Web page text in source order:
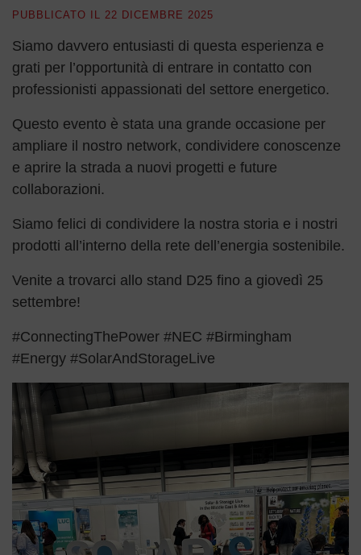
PUBBLICATO IL 22 DICEMBRE 2025
Siamo davvero entusiasti di questa esperienza e
grati per l’opportunità di entrare in contatto con
professionisti appassionati del settore energetico.
Questo evento è stata una grande occasione per
ampliare il nostro network, condividere conoscenze
e aprire la strada a nuovi progetti e future
collaborazioni.
Siamo felici di condividere la nostra storia e i nostri
prodotti all’interno della rete dell’energia sostenibile.
Venite a trovarci allo stand D25 fino a giovedì 25
settembre!
#ConnectingThePower #NEC #Birmingham
#Energy #SolarAndStorageLive